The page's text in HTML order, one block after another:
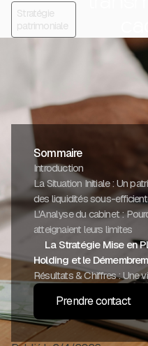
Stratégie
patrimoniale
Sommaire
Introduction
La Situation Initiale : Un
des liquidités sous-
L'Analyse du cabinet :
atteignaient leurs limites
La Stratégie Mise en
Holding et le
Résultats & Chiffres : Une
Prendre contact